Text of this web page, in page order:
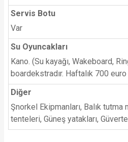
Servis Botu
Var
Su Oyuncakları
Kano. (Su kayağı, Wakeboard,
boardekstradır. Haftalık 700 euro
Diğer
Şnorkel Ekipmanları, Balık
tenteleri, Güneş yatakları,